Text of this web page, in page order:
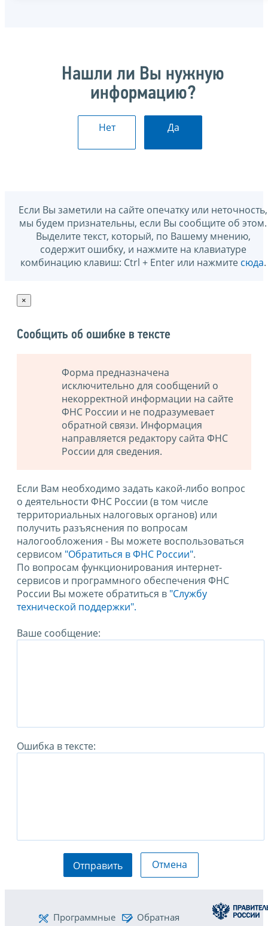
Нашли ли Вы нужную
информацию?
Нет Да
Если Вы заметили на сайте опечатку или неточность,
мы будем признательны, если Вы сообщите об этом.
Выделите текст, который, по Вашему мнению,
содержит ошибку, и нажмите на клавиатуре
комбинацию клавиш: Ctrl + Enter или нажмите сюда.
×
Сообщить об ошибке в тексте
Форма предназначена
исключительно для сообщений о
некорректной информации на сайте
ФНС России и не подразумевает
обратной связи. Информация
направляется редактору сайта ФНС
России для сведения.
Если Вам необходимо задать какой-либо вопрос
о деятельности ФНС России (в том числе
территориальных налоговых органов) или
получить разъяснения по вопросам
налогообложения - Вы можете воспользоваться
сервисом "Обратиться в ФНС России".
По вопросам функционирования интернет-
сервисов и программного обеспечения ФНС
России Вы можете обратиться в "Службу
технической поддержки".
Ваше сообщение:
Ошибка в тексте:
Отправить Отмена
Программные
Обратная